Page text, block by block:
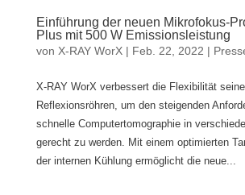
Einführung der neuen Mikrofokus-
Plus mit 500 W Emissionsleistung
von X-RAY WorX| Feb. 22, 2022 |
X-RAY WorX verbessert die Flexibilität
Reflexionsröhren, um den steigenden
schnelle Computertomographie in
gerecht zu werden. Mit einem optimierten
der internen Kühlung ermöglicht die neue...